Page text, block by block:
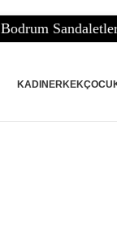
KADIN ERKEK